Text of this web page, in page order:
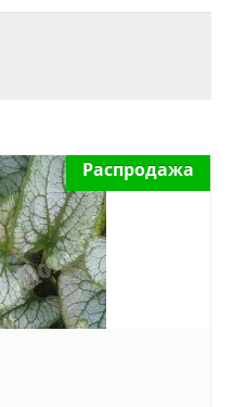
Распродажа